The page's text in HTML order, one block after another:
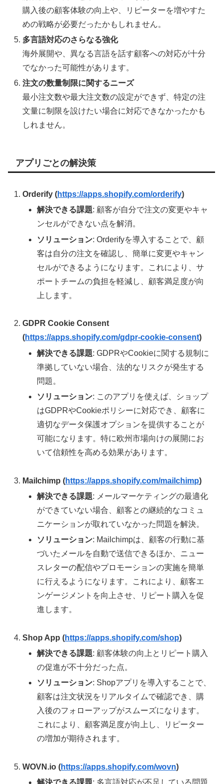
購入後の顧客体験の向上や、リピーターを増やすた
めの戦略が必要だったかもしれません。
多言語対応のさらなる強化
海外展開や、異なる言語を話す顧客への対応が十分
でなかった可能性があります。
注文の数量制限に関するニーズ
最小注文数や最大注文数の設定ができず、特定の注
文量に制限を設けたい場合に対応できなかったかも
しれません。
アプリごとの解決策
Orderify (https://apps.shopify.com/orderify)
解決できる課題: 顧客が自分で注文の変更やキャ
ンセルができない点を解消。
ソリューション: Orderifyを導入することで、顧
客は自分の注文を確認し、簡単に変更やキャン
セルができるようになります。これにより、サ
ポートチームの負担を軽減し、顧客満足度が向
上します。
GDPR Cookie Consent
(https://apps.shopify.com/gdpr-cookie-consent)
解決できる課題: GDPRやCookieに関する規制に
準拠していない場合、法的なリスクが発生する
問題。
ソリューション: このアプリを使えば、ショップ
はGDPRやCookieポリシーに対応でき、顧客に
適切なデータ保護オプションを提供することが
可能になります。特に欧州市場向けの展開にお
いて信頼性を高める効果があります。
Mailchimp (https://apps.shopify.com/mailchimp)
解決できる課題: メールマーケティングの最適化
ができていない場合、顧客との継続的なコミュ
ニケーションが取れていなかった問題を解決。
ソリューション: Mailchimpは、顧客の行動に基
づいたメールを自動で送信できるほか、ニュー
スレターの配信やプロモーションの実施を簡単
に行えるようになります。これにより、顧客エ
ンゲージメントを向上させ、リピート購入を促
進します。
Shop App (https://apps.shopify.com/shop)
解決できる課題: 顧客体験の向上とリピート購入
の促進が不十分だった点。
ソリューション: Shopアプリを導入することで、
顧客は注文状況をリアルタイムで確認でき、購
入後のフォローアップがスムーズになります。
これにより、顧客満足度が向上し、リピーター
の増加が期待されます。
WOVN.io (https://apps.shopify.com/wovn)
解決できる課題: 多言語対応が不足している問題